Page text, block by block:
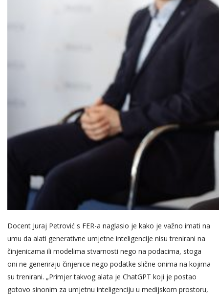
Docent Juraj Petrović s FER-a naglasio je kako je važno imati na
umu da alati generativne umjetne inteligencije nisu trenirani na
činjenicama ili modelima stvarnosti nego na podacima, stoga
oni ne generiraju činjenice nego podatke slične onima na kojima
su trenirani. „Primjer takvog alata je ChatGPT koji je postao
gotovo sinonim za umjetnu inteligenciju u medijskom prostoru,